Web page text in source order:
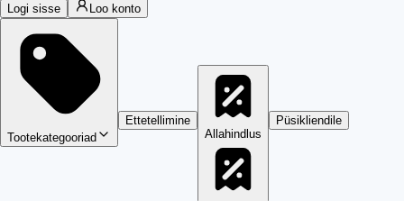
Logi sisse Loo konto
Tootekategooriad
Ettetellimine
Allahindlus
Püsikliendile